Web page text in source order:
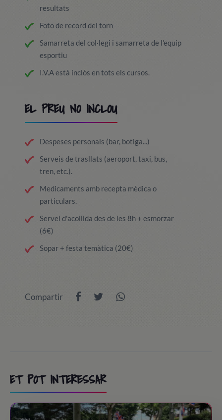
resultats
Foto de record del torn
Samarreta del col·legi i samarreta de l'equip
esportiu
I.V.A està inclòs en tots els cursos.
EL PREU NO INCLOU
Despeses personals (bar, botiga...)
Serveis de trasllats (aeroport, taxi, bus,
tren, etc.).
Medicaments amb recepta mèdica o
particulars.
Servei d'acollida des de les 8h + esmorzar
(6€)
Sopar + festa temàtica (20€)
Compartir
ET POT INTERESSAR